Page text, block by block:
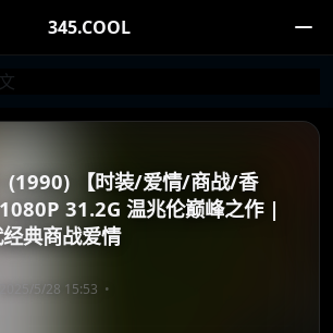
345.COOL
(1990) 【时装/爱情/商战/香
31.2G 温兆伦巅峰之作 |
典商战爱情
2025/5/28 15:53